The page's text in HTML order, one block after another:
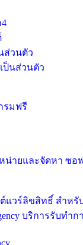
4
ส่วนตัว
ป็นส่วนตัว
แวร์ลิขสิทธิ์ สำหรั